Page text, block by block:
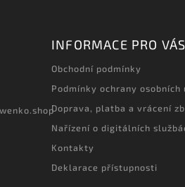
INFORMACE PRO VÁS
Obchodní podmínky
Podmínky ochrany osobních
Doprava, platba a vrácení
Nařízení o digitálních
Kontakty
Deklarace přístupnosti